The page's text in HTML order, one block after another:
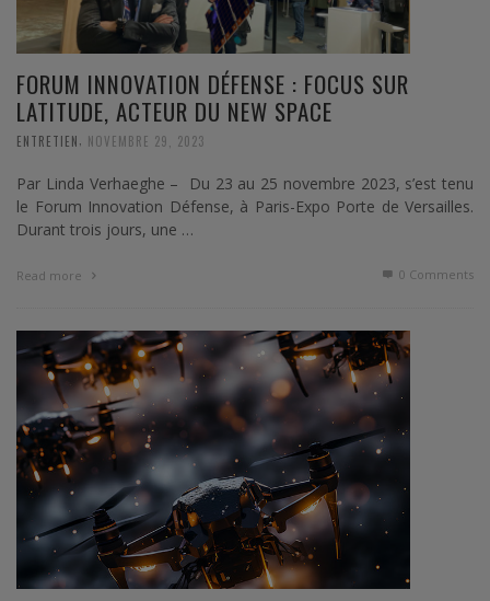
FORUM INNOVATION DÉFENSE : FOCUS SUR
LATITUDE, ACTEUR DU NEW SPACE
ENTRETIEN NOVEMBRE 29, 2023
Par Linda Verhaeghe – Du 23 au 25 novembre 2023, s’est tenu
le Forum Innovation Défense, à Paris-Expo Porte de Versailles.
Durant trois jours, une …
Read more 0 Comments